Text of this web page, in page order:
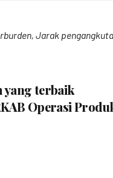
Jarak
yang terbaik
Operasi